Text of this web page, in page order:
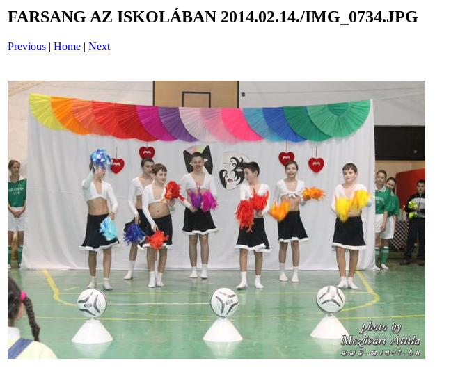
FARSANG AZ ISKOLÁBAN 2014.02.14./IMG_0734.JPG
Previous | Home | Next